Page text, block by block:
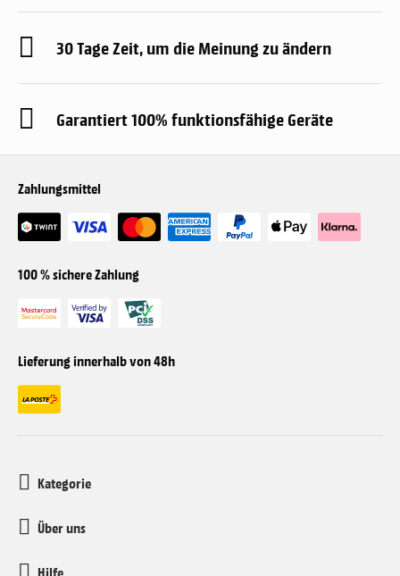
30 Tage Zeit, um die Meinung zu ändern
Garantiert 100% funktionsfähige Geräte
Zahlungsmittel
100 % sichere Zahlung
Lieferung innerhalb von 48h
Kategorie
Über uns
Hilfe